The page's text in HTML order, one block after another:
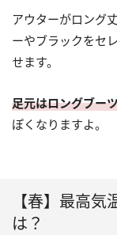
アウターがロング
ーやブラックをセ
せます。
足元はロングブー
ぽくなりますよ。
【春】最高
は？